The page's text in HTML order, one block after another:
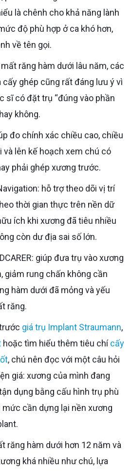
là chênh cho khả năng lành
độ phù hợp ở ca khó hơn,
về tên gọi.
ghép cũng rất đáng lưu ý vì
sĩ có đặt trụ “đúng vào phần
không.
và lên kế hoạch xem chú có
phải ghép xương trước.
thời gian thực trên nền dữ
ích khi xương đã tiêu nhiều
còn dư địa sai số lớn.
giảm rung chấn không cần
hàm dưới đã mỏng và yếu
răng.
giá trụ Implant Straumann,
hoặc tìm hiểu thêm tiêu chícấy
, chú nên đọc với một câu hỏi
giá: xương của mình đang
dụng bằng cấu hình trụ phù
mức cần dựng lại nền xương
khá nhiều như chú, lựa